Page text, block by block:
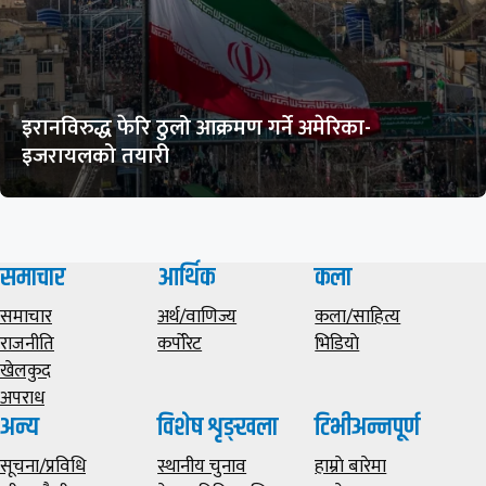
इरानविरुद्ध फेरि ठुलो आक्रमण गर्ने अमेरिका-
इजरायलको तयारी
समाचार
समाचार
राजनीति
खेलकुद
अपराध
आर्थिक
अर्थ/वाणिज्य
कर्पोरेट
कला
कला/साहित्य
भिडियाे
अन्य
सूचना/प्रविधि
विशेष शृङ्खला
स्थानीय चुनाव
टिभीअन्नपूर्ण
हाम्राे बारेमा